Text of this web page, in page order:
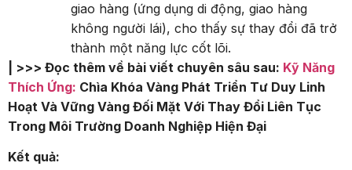
giao hàng (ứng dụng di động, giao hàng
không người lái), cho thấy sự thay đổi đã trở
thành một năng lực cốt lõi.
| >>> Đọc thêm về bài viết chuyên sâu sau: Kỹ Năng
Thích Ứng: Chìa Khóa Vàng Phát Triển Tư Duy Linh
Hoạt Và Vững Vàng Đối Mặt Với Thay Đổi Liên Tục
Trong Môi Trường Doanh Nghiệp Hiện Đại
Kết quả: